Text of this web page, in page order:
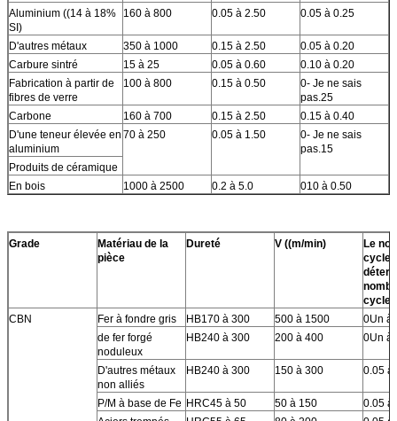
Aluminium ((14 à 18%
SI)
160 à 800 0.05 à 2.50 0.05 à 0.25
D'autres métaux 350 à 1000 0.15 à 2.50
0.05 à 0.20
Carbure sintré
15 à 25 0.05 à 0.60
0.10 à 0.20
Fabrication à partir de
fibres de verre
100 à 800 0.15 à 0.50
0- Je ne sais
pas.25
Carbone
160 à 700 0.15 à 2.50
0.15 à 0.40
D'une teneur élevée en
aluminium
70 à 250 0.05 à 1.50
0- Je ne sais
pas.15
Produits de céramique
En bois
1000 à 2500 0.2 à 5.0 010 à 0.50
Grade
Matériau de la
pièce
Dureté V ((m/min)
Le
CBN
Fer à fondre gris HB170 à 300 500 à 1500
0Un à
de fer forgé
noduleux
HB240 à 300 200 à 400 0Un à
D'autres métaux
non alliés
HB240 à 300 150 à 300 0.05 à
P/M à base de Fe HRC45 à 50 50 à 150
0.05 à